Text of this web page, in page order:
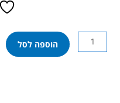
כמות
של
הוספה לסל